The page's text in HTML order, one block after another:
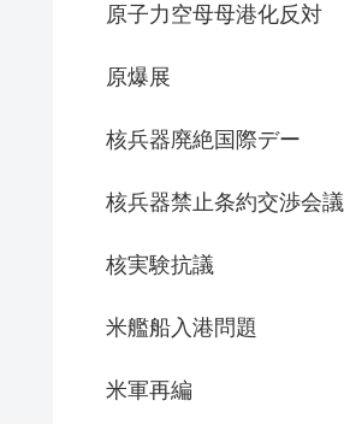
原子力空母母港化反対
原爆展
核兵器廃絶国際デー
核兵器禁止条約交渉会議
核実験抗議
米艦船入港問題
米軍再編